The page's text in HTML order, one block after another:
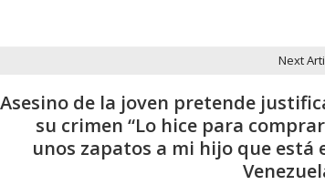
Next
Asesino de la joven pretende
su crimen “Lo hice para
unos zapatos a mi hijo que está